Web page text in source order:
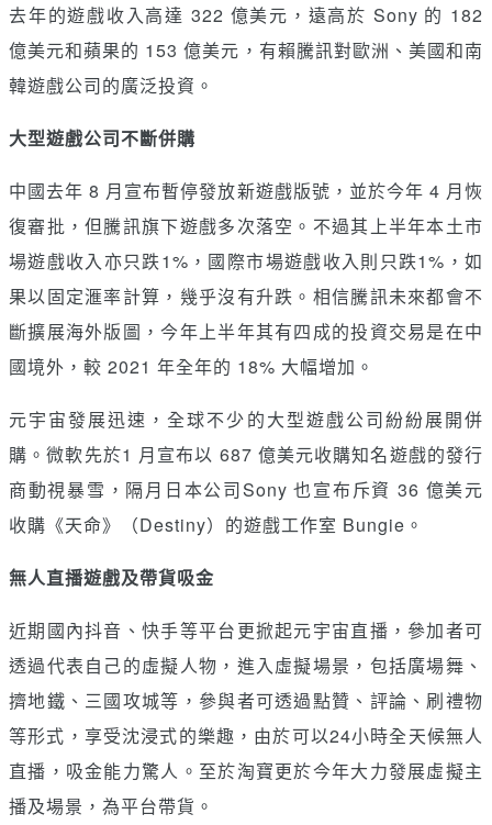
去年的遊戲收入高達 322 億美元，遠高於 Sony 的 182
億美元和蘋果的 153 億美元，有賴騰訊對歐洲、美國和南
韓遊戲公司的廣泛投資。
大型遊戲公司不斷併購
中國去年 8 月宣布暫停發放新遊戲版號，並於今年 4 月恢
復審批，但騰訊旗下遊戲多次落空。不過其上半年本土市
場遊戲收入亦只跌1%，國際市場遊戲收入則只跌1%，如
果以固定滙率計算，幾乎沒有升跌。相信騰訊未來都會不
斷擴展海外版圖，今年上半年其有四成的投資交易是在中
國境外，較 2021 年全年的 18% 大幅增加。
元宇宙發展迅速，全球不少的大型遊戲公司紛紛展開併
購。微軟先於1 月宣布以 687 億美元收購知名遊戲的發行
商動視暴雪，隔月日本公司Sony 也宣布斥資 36 億美元
收購《天命》（Destiny）的遊戲工作室 Bungie。
無人直播遊戲及帶貨吸金
近期國內抖音、快手等平台更掀起元宇宙直播，參加者可
透過代表自己的虛擬人物，進入虛擬場景，包括廣場舞、
擠地鐵、三國攻城等，參與者可透過點贊、評論、刷禮物
等形式，享受沈浸式的樂趣，由於可以24小時全天候無人
直播，吸金能力驚人。至於淘寶更於今年大力發展虛擬主
播及場景，為平台帶貨。